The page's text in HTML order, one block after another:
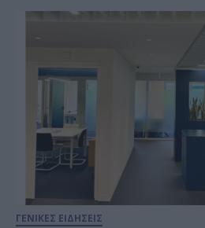
παραίτησης»
ΓΕΝΙΚΕΣ ΕΙΔΗΣΕΙΣ